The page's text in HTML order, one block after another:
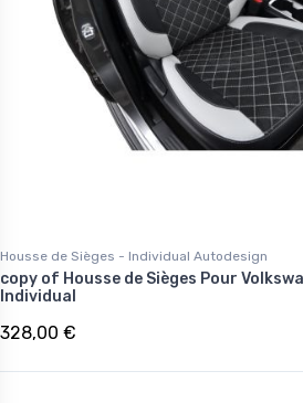
Housse de Sièges - Individual Autodesign
copy of Housse de Sièges Pour
Individual
328,00 €